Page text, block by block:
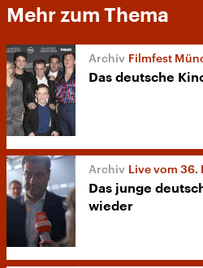
Mehr zum Thema
Filmfest
Das deutsche
Live vom 36.
Das junge
wieder